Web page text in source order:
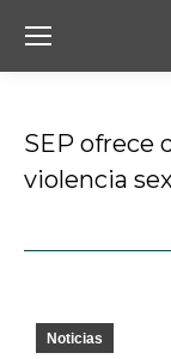
SEP ofrece
violencia
Noticias